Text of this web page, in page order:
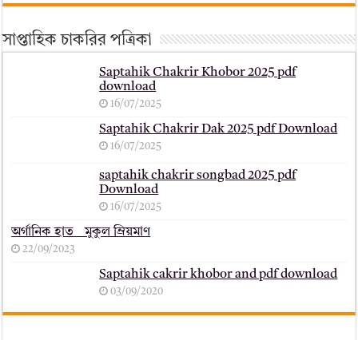
সাপ্তাহিক চাকরির পত্রিকা
Saptahik Chakrir Khobor 2025 pdf
download
16/07/2025
Saptahik Chakrir Dak 2025 pdf Download
16/07/2025
saptahik chakrir songbad 2025 pdf
Download
16/07/2025
অর্গানিক হাত _ মুকুল ম্রিয়মাণ
22/09/2023
Saptahik cakrir khobor and pdf download
03/09/2020